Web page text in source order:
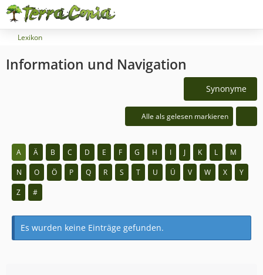
Lexikon
Information und Navigation
Synonyme
Alle als gelesen markieren
A Ä B C D E F G H I J K L
M
N
O Ö P Q R S T U Ü V W X
Y
Z
#
Es wurden keine Einträge gefunden.